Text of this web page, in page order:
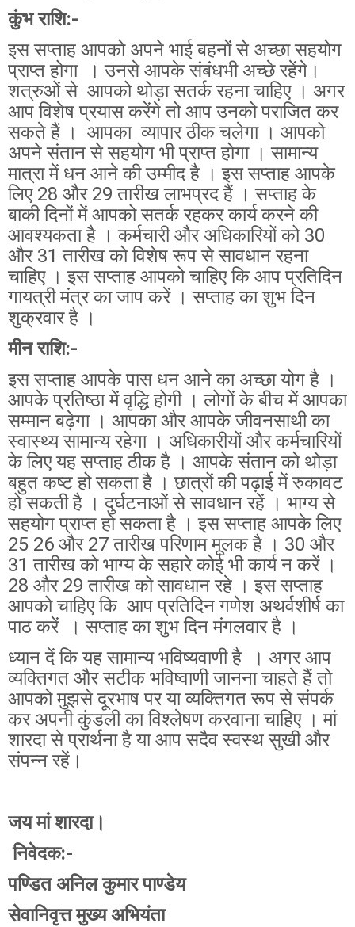
कुंभ राशि:-
इस सप्ताह आपको अपने भाई बहनों से अच्छा सहयोग
प्राप्त होगा । उनसे आपके संबंधभी अच्छे रहेंगे।
शत्रुओं से आपको थोड़ा सतर्क रहना चाहिए । अगर
आप विशेष प्रयास करेंगे तो आप उनको पराजित कर
सकते हैं । आपका व्यापार ठीक चलेगा । आपको
अपने संतान से सहयोग भी प्राप्त होगा । सामान्य
मात्रा में धन आने की उम्मीद है । इस सप्ताह आपके
लिए 28 और 29 तारीख लाभप्रद हैं । सप्ताह के
बाकी दिनों में आपको सतर्क रहकर कार्य करने की
आवश्यकता है । कर्मचारी और अधिकारियों को 30
और 31 तारीख को विशेष रूप से सावधान रहना
चाहिए । इस सप्ताह आपको चाहिए कि आप प्रतिदिन
गायत्री मंत्र का जाप करें । सप्ताह का शुभ दिन
शुक्रवार है ।
मीन राशि:-
इस सप्ताह आपके पास धन आने का अच्छा योग है ।
आपके प्रतिष्ठा में वृद्धि होगी । लोगों के बीच में आपका
सम्मान बढ़ेगा । आपका और आपके जीवनसाथी का
स्वास्थ्य सामान्य रहेगा । अधिकारीयों और कर्मचारियों
के लिए यह सप्ताह ठीक है । आपके संतान को थोड़ा
बहुत कष्ट हो सकता है । छात्रों की पढ़ाई में रुकावट
हो सकती है । दुर्घटनाओं से सावधान रहें । भाग्य से
सहयोग प्राप्त हो सकता है । इस सप्ताह आपके लिए
25 26 और 27 तारीख परिणाम मूलक है । 30 और
31 तारीख को भाग्य के सहारे कोई भी कार्य न करें ।
28 और 29 तारीख को सावधान रहे । इस सप्ताह
आपको चाहिए कि आप प्रतिदिन गणेश अथर्वशीर्ष का
पाठ करें । सप्ताह का शुभ दिन मंगलवार है ।
ध्यान दें कि यह सामान्य भविष्यवाणी है । अगर आप
व्यक्तिगत और सटीक भविष्वाणी जानना चाहते हैं तो
आपको मुझसे दूरभाष पर या व्यक्तिगत रूप से संपर्क
कर अपनी कुंडली का विश्लेषण करवाना चाहिए । मां
शारदा से प्रार्थना है या आप सदैव स्वस्थ सुखी और
संपन्न रहें।
जय मां शारदा।
निवेदक:-
पण्डित अनिल कुमार पाण्डेय
सेवानिवृत्त मुख्य अभियंता